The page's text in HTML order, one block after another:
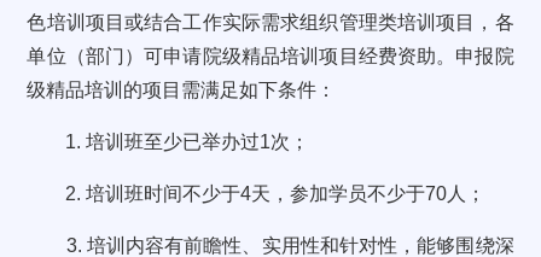
色培训项目或结合工作实际需求组织管理类培训项目，各
单位（部门）可申请院级精品培训项目经费资助。申报院
级精品培训的项目需满足如下条件：
1. 培训班至少已举办过1次；
2. 培训班时间不少于4天，参加学员不少于70人；
3. 培训内容有前瞻性、实用性和针对性，能够围绕深